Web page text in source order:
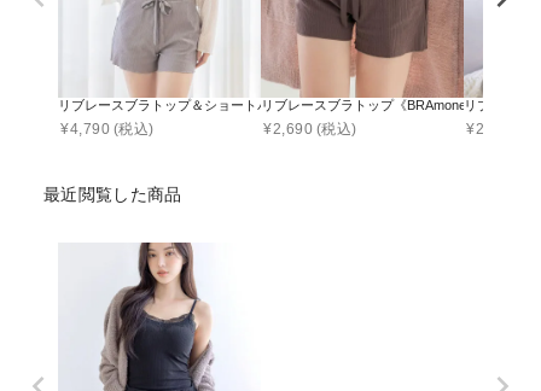
リブレースブラトップ＆ショートパンツセット《BRAmone Basic Natural》
¥4,790 (税込)
リブレースブラトップ《BRAmone Basic
¥2,690 (税込)
リブレース
¥2,990
最近閲覧した商品